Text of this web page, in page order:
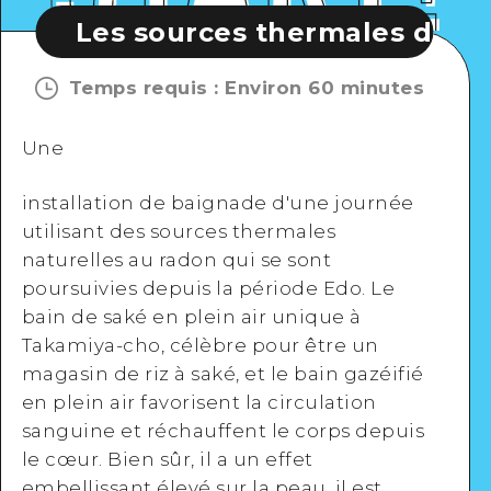
sources thermales de
Temps requis : Environ 60 minutes
Une
installation de baignade d'une journée
utilisant des sources thermales
naturelles au radon qui se sont
poursuivies depuis la période Edo. Le
bain de saké en plein air unique à
Takamiya-cho, célèbre pour être un
magasin de riz à saké, et le bain gazéifié
en plein air favorisent la circulation
sanguine et réchauffent le corps depuis
le cœur. Bien sûr, il a un effet